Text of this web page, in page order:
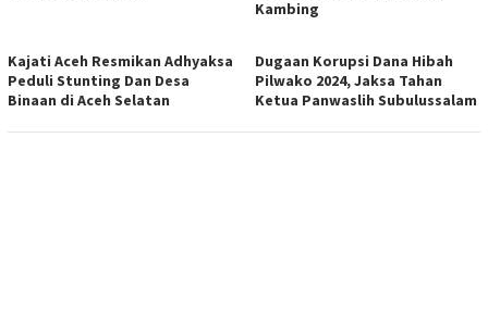
Kambing
Kajati Aceh Resmikan Adhyaksa
Peduli Stunting Dan Desa
Binaan di Aceh Selatan
Dugaan Korupsi Dana Hibah
Pilwako 2024, Jaksa Tahan
Ketua Panwaslih Subulussalam